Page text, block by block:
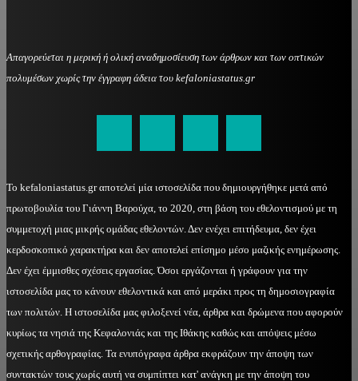
Απαγορεύεται η μερική ή ολική αναδημοσίευση των άρθρων και των οπτικών
πολυμέσων χωρίς την έγγραφη άδεια του kefaloniastatus.gr
Το kefaloniastatus.gr αποτελεί μία ιστοσελίδα που δημιουργήθηκε μετά από
πρωτοβουλία του Γιάννη Βαρούχα, το 2020, στη βάση του εθελοντισμού με τη
συμμετοχή μιας μικρής ομάδας εθελοντών. Δεν ενέχει επιτήδευμα, δεν έχει
κερδοσκοπικό χαρακτήρα και δεν αποτελεί επίσημο μέσο μαζικής ενημέρωσης.
Δεν έχει έμμισθες σχέσεις εργασίας. Όσοι εργάζονται ή γράφουν για την
ιστοσελίδα μας το κάνουν εθελοντικά και από μεράκι προς τη δημοσιογραφία
των πολιτών. Η ιστοσελίδα μας φιλοξενεί νέα, άρθρα και δρώμενα που αφορούν
κυρίως τα νησιά της Κεφαλονιάς και της Ιθάκης καθώς και απόψεις μέσω
σχετικής αρθογραφίας. Τα ενυπόγραφα άρθρα εκφράζουν την άποψη των
συντακτών τους χωρίς αυτή να συμπίπτει κατ' ανάγκη με την άποψη του